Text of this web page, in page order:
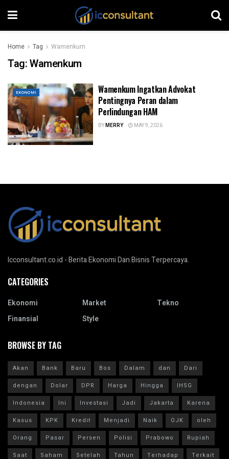
Home Tag Wamenkum
Tag:Wamenkum
EKONOMI
Wamenkum Ingatkan Advokat
Pentingnya Peran dalam
Perlindungan HAM
BYMERRY MAY 9, 2026
Icconsultant.co.id - Berita Ekonomi Dan Bisnis Terpercaya.
CATEGORIES
Ekonomi
Finansial
Market
Style
Tekno
BROWSE BY TAG
Akan Bank Baru Bos Dalam dan
Dari
dengan
Dolar DPR Harga Hingga
IHSG
Indonesia
Ini Investasi Jadi Jakarta
Karena
Kasus
KPK Kredit Menjadi Naik OJK
oleh
Orang
Pasar Persen Polisi Prabowo
Rupiah
Saat
Saham Setelah Tahun Terhadap Terkait